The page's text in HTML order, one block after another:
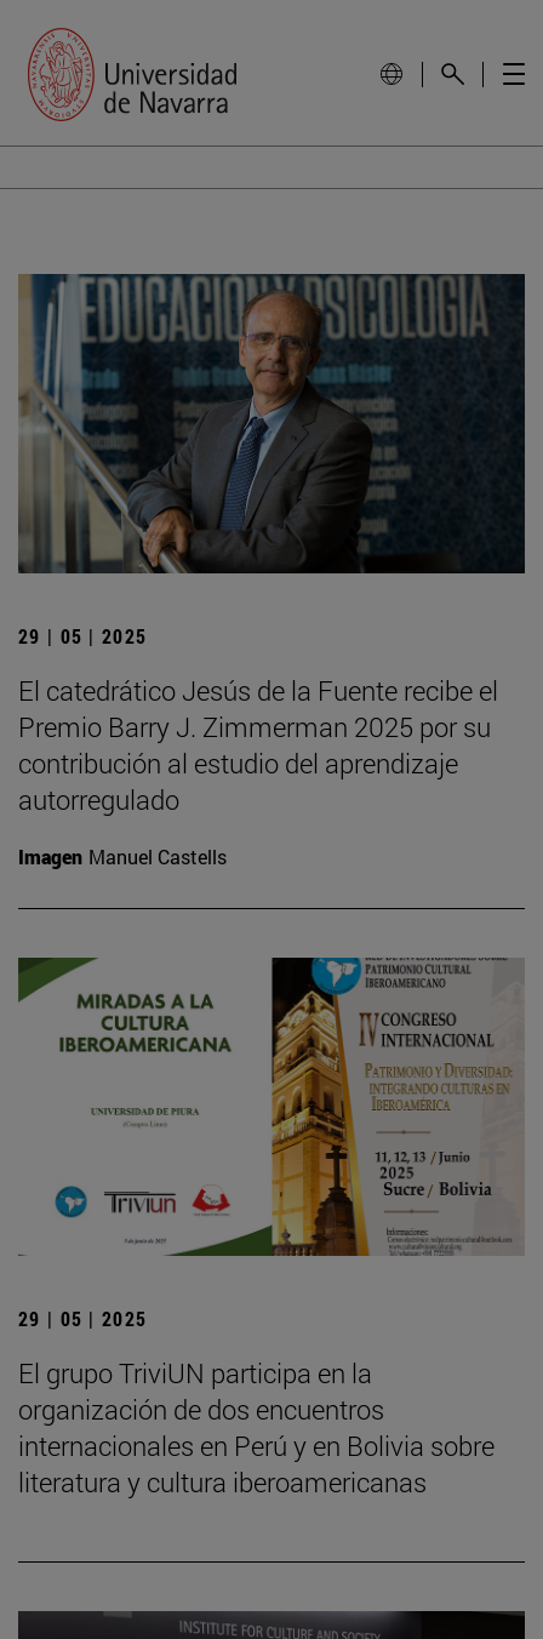
29 | 05 | 2025
El catedrático Jesús de la Fuente recibe el
Premio Barry J. Zimmerman 2025 por su
contribución al estudio del aprendizaje
autorregulado
Imagen Manuel Castells
29 | 05 | 2025
El grupo TriviUN participa en la
organización de dos encuentros
internacionales en Perú y en Bolivia sobre
literatura y cultura iberoamericanas